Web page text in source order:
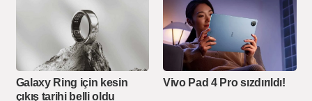
Galaxy Ring için kesin
çıkış tarihi belli oldu
Vivo Pad 4 Pro sızdırıldı!